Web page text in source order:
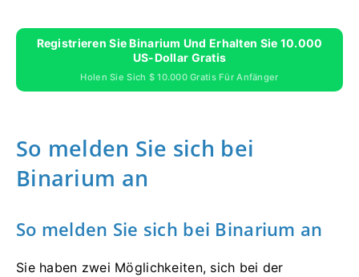
Registrieren Sie Binarium Und Erhalten Sie 10.000
US-Dollar Gratis
Holen Sie Sich $ 10.000 Gratis Für Anfänger
So melden Sie sich bei
Binarium an
So melden Sie sich bei Binarium an
Sie haben zwei Möglichkeiten, sich bei der